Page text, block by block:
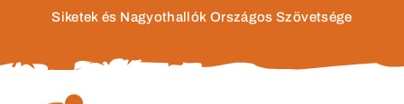
Siketek és Nagyothallók Országos Szövetsége